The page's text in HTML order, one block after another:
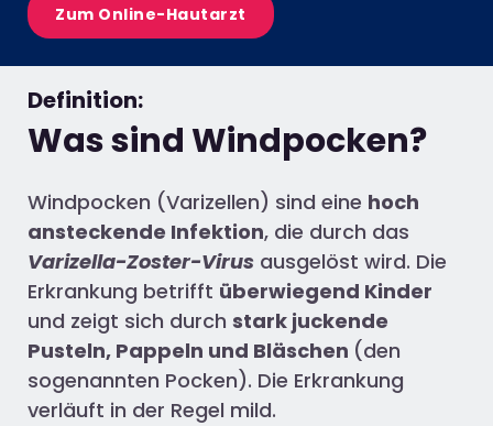
Zum Online-Hautarzt
Definition:
Was sind Windpocken?
Windpocken (Varizellen) sind eine hoch
ansteckende Infektion, die durch das
Varizella-Zoster-Virus ausgelöst wird. Die
Erkrankung betrifft überwiegend Kinder
und zeigt sich durch stark juckende
Pusteln, Pappeln und Bläschen (den
sogenannten Pocken). Die Erkrankung
verläuft in der Regel mild.